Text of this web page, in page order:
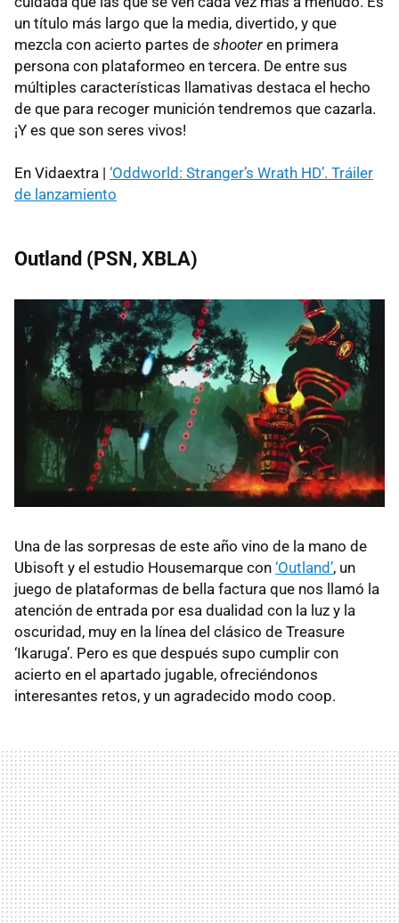
un título más largo que la media, divertido, y que
mezcla con acierto partes de shooter en primera
persona con plataformeo en tercera. De entre sus
múltiples características llamativas destaca el hecho
de que para recoger munición tendremos que cazarla.
¡Y es que son seres vivos!
En Vidaextra | ‘Oddworld: Stranger’s Wrath HD’. Tráiler
de lanzamiento
Outland (PSN, XBLA)
Una de las sorpresas de este año vino de la mano de
Ubisoft y el estudio Housemarque con ‘Outland’, un
juego de plataformas de bella factura que nos llamó la
atención de entrada por esa dualidad con la luz y la
oscuridad, muy en la línea del clásico de Treasure
‘Ikaruga’. Pero es que después supo cumplir con
acierto en el apartado jugable, ofreciéndonos
interesantes retos, y un agradecido modo coop.